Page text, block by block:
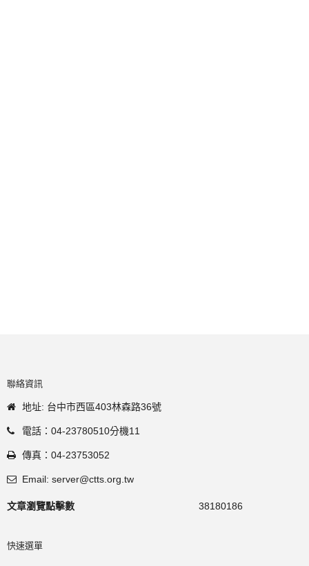
聯絡資訊
地址: 台中市西區403林森路36號
電話：04-23780510分機11
傳真：04-23753052
Email: server@ctts.org.tw
文章瀏覽點擊數 38180186
快速選單